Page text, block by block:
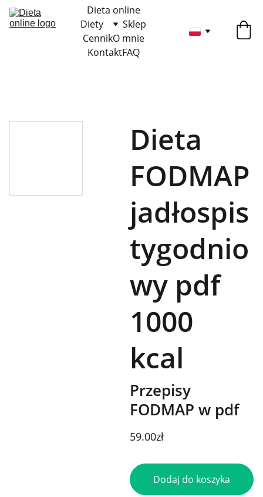
Dieta online
Diety
Sklep
CennikO mnie
KontaktFAQ
Dieta
FODMAP
jadłospis
tygodnio
wy pdf
1000
kcal
Przepisy
FODMAP w pdf
59.00zł
Dodaj do koszyka